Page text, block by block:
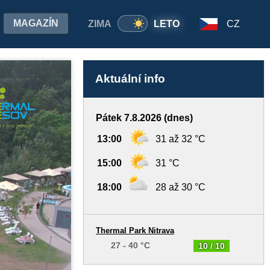
ZIMA LETO
MAGAZÍN CZ
Aktuální info
Pátek 7.8.2026 (dnes)
13:00 31 až 32 °C
15:00 31 °C
18:00 28 až 30 °C
10 / 10
Thermal Park Nitrava
27 - 40 °C